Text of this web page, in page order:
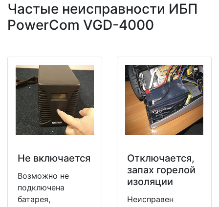
Частые неисправности ИБП
PowerCom VGD-4000
Не включается
Возможно не
подключена
батарея,
Отключается,
запах горелой
изоляции
Неисправен